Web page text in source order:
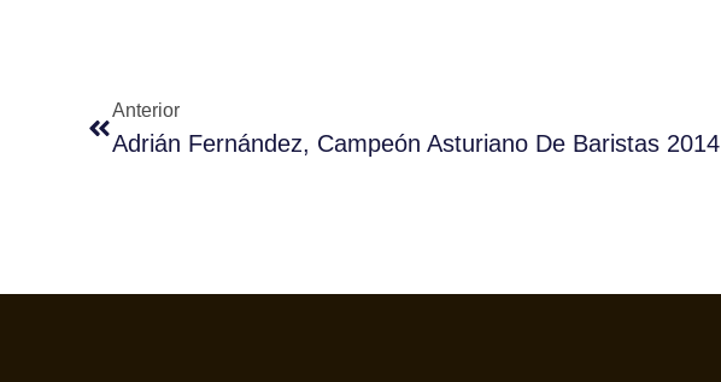
Anterior
Adrián Fernández, Campeón Asturiano De Baristas 2014